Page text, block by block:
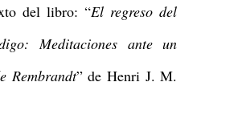
del libro: “El regreso del
Meditaciones ante un
Rembrandt” de Henri J. M.